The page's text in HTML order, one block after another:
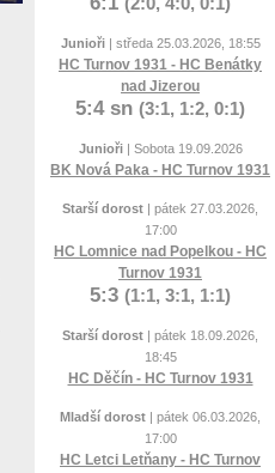
Junioři| středa 25.03.2026, 18:55
HC Turnov 1931 - HC Benátky
nad Jizerou
5:4 sn (3:1, 1:2, 0:1)
Junioři| Sobota 19.09.2026
BK Nová Paka - HC Turnov 1931
Starší dorost | pátek 27.03.2026,
17:00
HC Lomnice nad Popelkou - HC
Turnov 1931
5:3 (1:1, 3:1, 1:1)
Starší dorost | pátek 18.09.2026,
18:45
HC Děčín - HC Turnov 1931
Mladší dorost | pátek 06.03.2026,
17:00
HC Letci Letňany - HC Turnov